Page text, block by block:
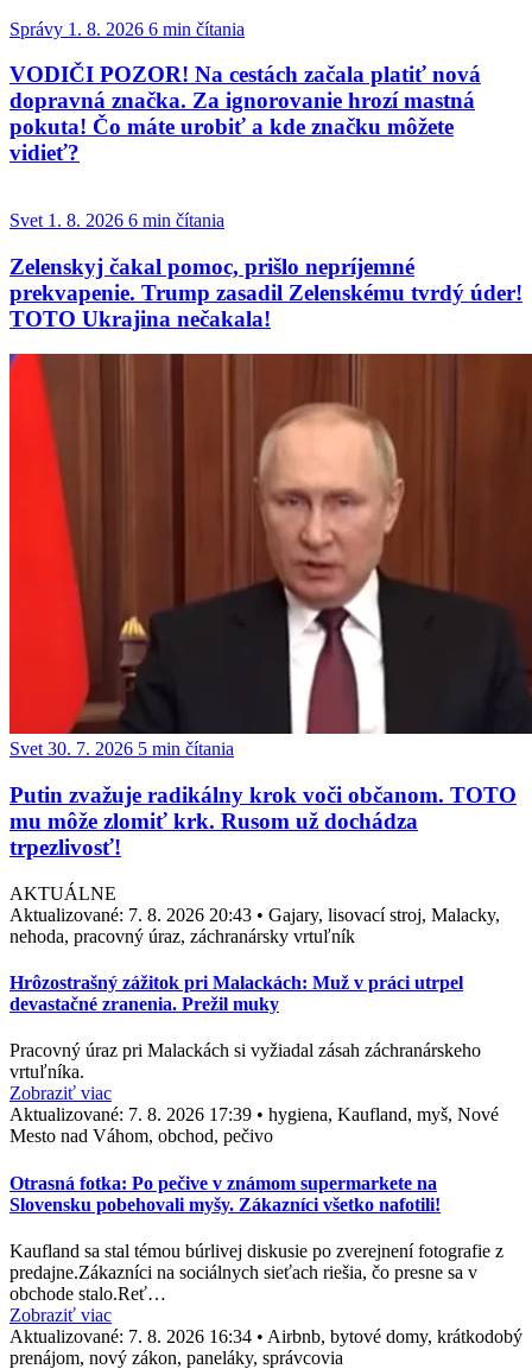
Správy 1. 8. 2026 6 min čítania
VODIČI POZOR! Na cestách začala platiť nová
dopravná značka. Za ignorovanie hrozí mastná
pokuta! Čo máte urobiť a kde značku môžete
vidieť?
Svet 1. 8. 2026 6 min čítania
Zelenskyj čakal pomoc, prišlo nepríjemné
prekvapenie. Trump zasadil Zelenskému tvrdý úder!
TOTO Ukrajina nečakala!
Svet 30. 7. 2026 5 min čítania
Putin zvažuje radikálny krok voči občanom. TOTO
mu môže zlomiť krk. Rusom už dochádza
trpezlivosť!
AKTUÁLNE
Aktualizované: 7. 8. 2026 20:43 • Gajary, lisovací stroj, Malacky,
nehoda, pracovný úraz, záchranársky vrtuľník
Hrôzostrašný zážitok pri Malackách: Muž v práci utrpel
devastačné zranenia. Prežil muky
Pracovný úraz pri Malackách si vyžiadal zásah záchranárskeho
vrtuľníka.
Zobraziť viac
Aktualizované: 7. 8. 2026 17:39 • hygiena, Kaufland, myš, Nové
Mesto nad Váhom, obchod, pečivo
Otrasná fotka: Po pečive v známom supermarkete na
Slovensku pobehovali myšy. Zákazníci všetko nafotili!
Kaufland sa stal témou búrlivej diskusie po zverejnení fotografie z
predajne.Zákazníci na sociálnych sieťach riešia, čo presne sa v
obchode stalo.Reť…
Zobraziť viac
Aktualizované: 7. 8. 2026 16:34 • Airbnb, bytové domy, krátkodobý
prenájom, nový zákon, paneláky, správcovia